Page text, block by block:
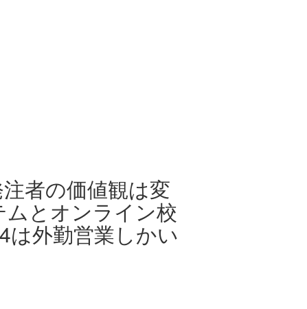
者の価値観は変
とオンライン校
は外勤営業しかい